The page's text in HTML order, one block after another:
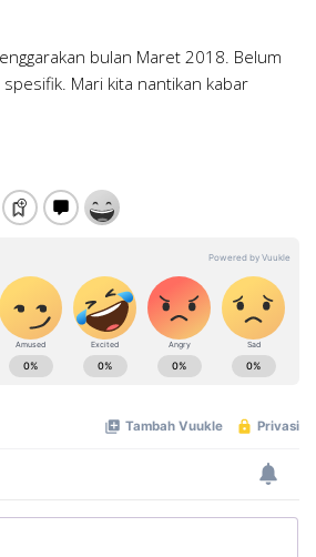
bulan Maret 2018. Belum
spesifik. Mari kita nantikan kabar